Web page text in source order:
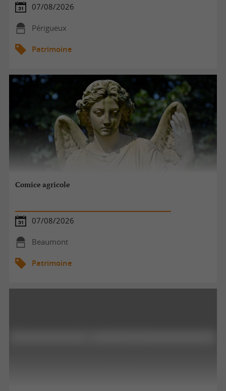
07/08/2026
Périgueux
Patrimoine
Comice agricole
07/08/2026
Beaumont
Patrimoine